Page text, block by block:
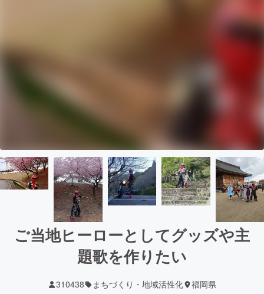
ご当地ヒーローとしてグッズや主
題歌を作りたい
310438 まちづくり・地域活性化 福岡県